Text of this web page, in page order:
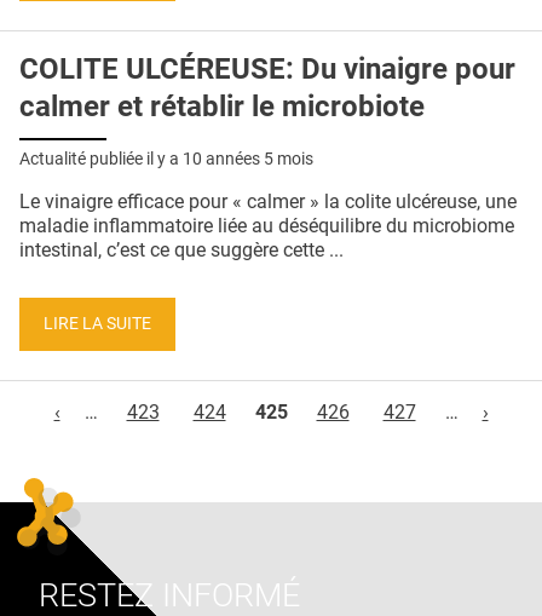
COLITE ULCÉREUSE: Du vinaigre pour
calmer et rétablir le microbiote
Actualité publiée il y a 10 années 5 mois
Le vinaigre efficace pour « calmer » la colite ulcéreuse, une
maladie inflammatoire liée au déséquilibre du microbiome
intestinal, c’est ce que suggère cette ...
LIRE LA SUITE
‹
… 423 424 425 426 427 … ›
RESTEZ INFORMÉ